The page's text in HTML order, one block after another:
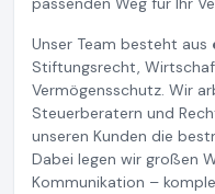
Unser Team besteht aus
Stiftungsrecht,
Vermögensschutz. Wir
Steuerberatern und
unseren Kunden die
Dabei legen wir großen
Kommunikation –